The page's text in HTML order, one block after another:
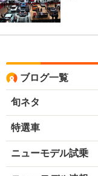
ブログ一覧
旬ネタ
特選車
ニューモデル試乗